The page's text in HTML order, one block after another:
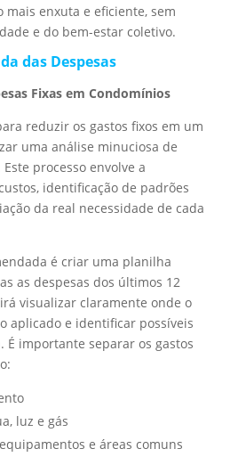
mais enxuta e eficiente, sem
e do bem-estar coletivo.
das Despesas
Fixas em Condomínios
reduzir os gastos fixos em um
uma análise minuciosa de
processo envolve a
identificação de padrões
da real necessidade de cada
é criar uma planilha
as despesas dos últimos 12
visualizar claramente onde o
aplicado e identificar possíveis
É importante separar os gastos
luz e gás
e áreas comuns